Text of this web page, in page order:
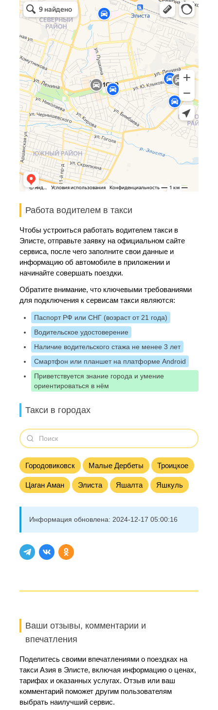
Работа водителем в такси
Чтобы устроиться работать водителем такси в
Элисте, отправьте заявку на официальном сайте
сервиса, после чего заполните свои данные и
информацию об автомобиле в приложении и
начинайте совершать поездки.
Обратите внимание, что ключевыми требованиями
для подключения к сервисам такси являются:
Паспорт РФ или СНГ (возраст от 21 года)
Водительское удостоверение
Наличие водительского стажа не менее 3 лет
Смартфон или планшет на платформе Android
Приветствуется знание города и умение
ориентироваться в нём
Такси в городах
Городовиковск Малые Дербеты Троицкое
Цаган Аман Элиста Яшалта Яшкуль
Информация обновлена: 2024-12-17 05:00:16
Ваши отзывы, комментарии и
впечатления
Поделитесь своими впечатлениями о поездках на
такси Азия в Элисте, включая информацию о ценах,
тарифах и оказанных услугах. Отзыв или ваш
комментарий поможет другим пользователям
выбрать наилучший сервис.